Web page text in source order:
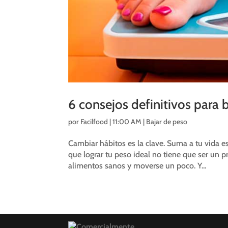
6 consejos definitivos para
por Facilfood |11:00 AM | Bajar de peso
Cambiar hábitos es la clave. Suma a tu vida
que lograr tu peso ideal no tiene que ser un
alimentos sanos y moverse un poco. Y...